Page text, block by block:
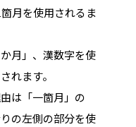
月を使用されるま
月」、漢数字を使
れます。
は「一箇月」の
の左側の部分を使